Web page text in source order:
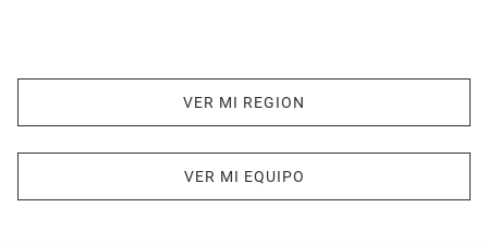
VER MI REGION
VER MI EQUIPO